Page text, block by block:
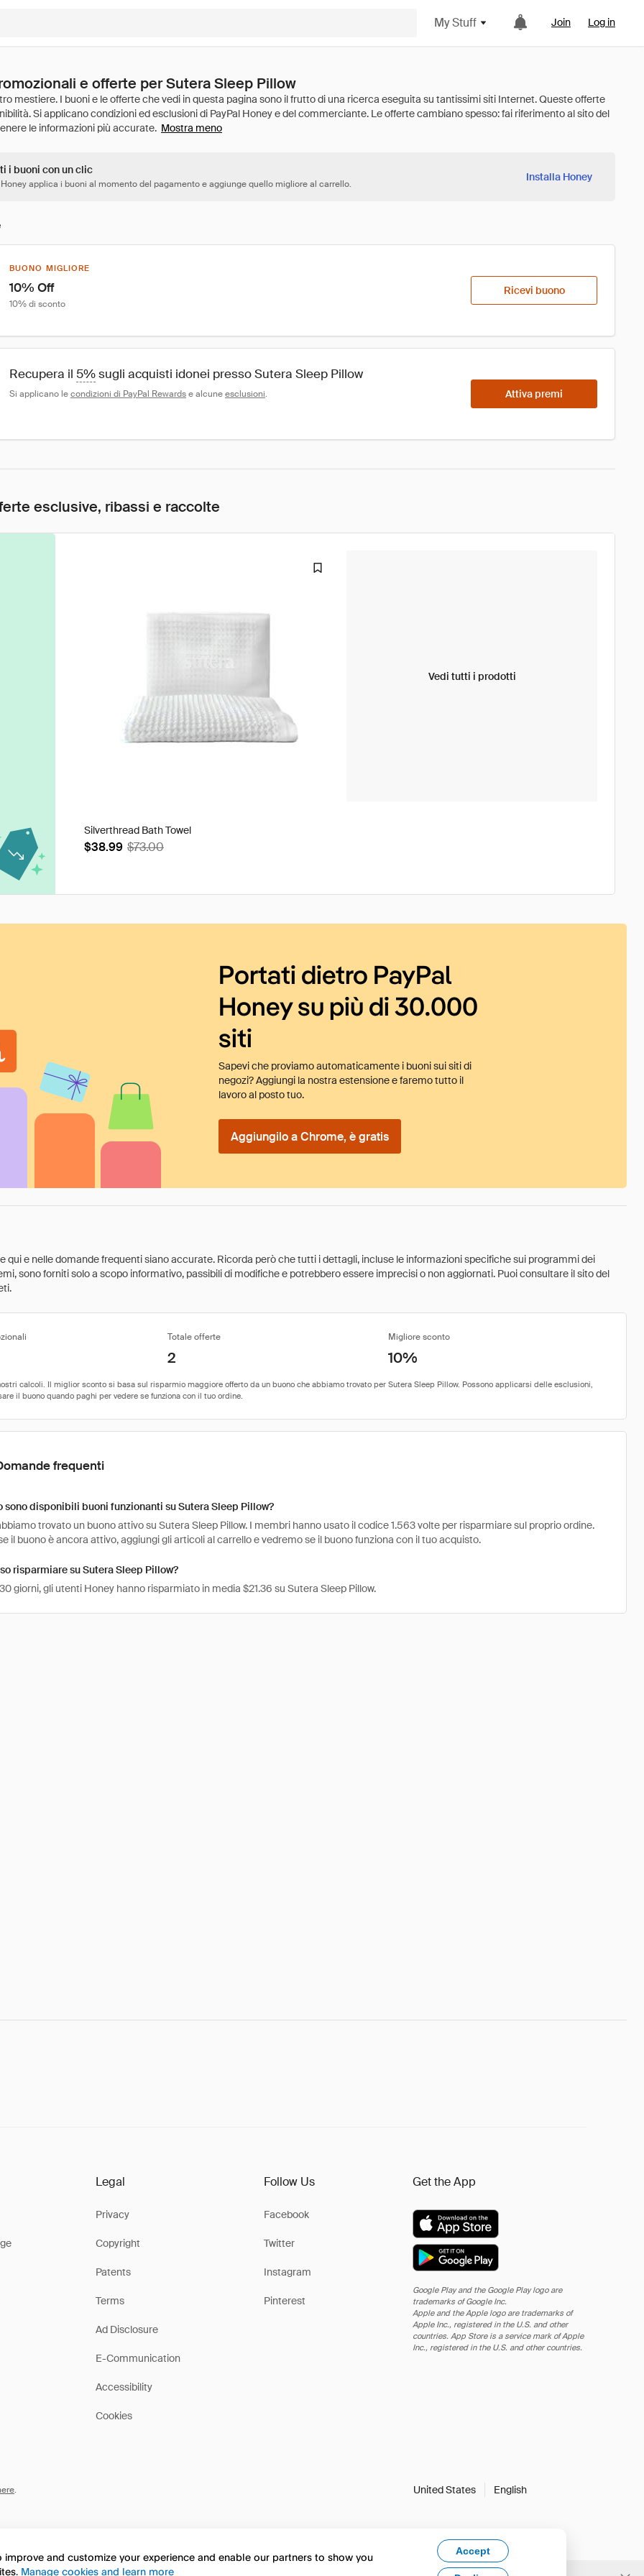
My Stuff Join Log in
e offerte per Sutera Sleep Pillow
Mostra meno
i buoni con un clic
applica i buoni al momento del pagamento e aggiunge quello migliore al carrello.
Installa Honey
BUONO MIGLIORE
10% Off
10% di sconto
Ricevi buono
Recupera il 5% sugli acquisti idonei presso Sutera Sleep Pillow
Si applicano le condizioni di PayPal Rewards e alcune esclusioni. Attiva premi
esclusive, ribassi e raccolte
Silverthread Bath Towel
$38.99 $73.00
Vedi tutti i prodotti
Portati dietro PayPal
Honey su più di 30.000
siti
Sapevi che proviamo automaticamente i buoni sui siti di
negozi? Aggiungi la nostra estensione e faremo tutto il
lavoro al posto tuo.
Aggiungilo a Chrome, è gratis
e nelle domande frequenti siano accurate. Ricorda però che tutti i dettagli, incluse le informazioni specifiche sui programmi dei
sono forniti solo a scopo informativo, passibili di modifiche e potrebbero essere imprecisi o non aggiornati. Puoi consultare il sito del
Totale offerte Migliore sconto
2 10%
frequenti
sono disponibili buoni funzionanti su Sutera Sleep Pillow?
trovato un buono attivo su Sutera Sleep Pillow. I membri hanno usato il codice 1.563 volte per risparmiare sul proprio ordine.
il buono è ancora attivo, aggiungi gli articoli al carrello e vedremo se il buono funziona con il tuo acquisto.
risparmiare su Sutera Sleep Pillow?
giorni, gli utenti Honey hanno risparmiato in media $21.36 su Sutera Sleep Pillow.
Legal
Privacy
Copyright
Patents
Terms
Ad Disclosure
E-Communication
Accessibility
Cookies
Follow Us
Facebook
Twitter
Instagram
Pinterest
Get the App
Google Play and the Google Play logo are
trademarks of Google Inc.
Apple and the Apple logo are trademarks of
Apple Inc., registered in the U.S. and other
countries. App Store is a service mark of Apple
Inc., registered in the U.S. and other countries.
. United States English
and customize your experience and enable our partners to show you
Manage cookies and learn more
Accept